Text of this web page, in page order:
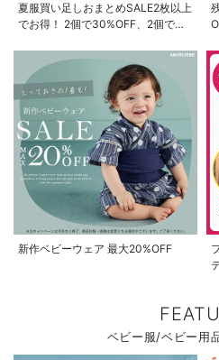
夏服買い足しおまとめSALE2枚以上
でお得！ 2個で30%OFF、2個で
新作ベビーウェア 最大20%OFF
ベビー服/ベビー用